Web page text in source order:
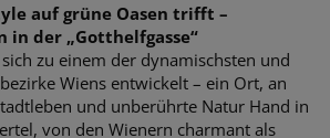
auf grüne Oasen trifft –
in der „Gotthelfgasse“
zu einem der dynamischsten und
Wiens entwickelt – ein Ort, an
und unberührte Natur Hand in
von den Wienern charmant als